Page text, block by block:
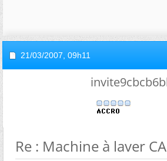
21/03/2007, 09h11
Re : Machine à laver